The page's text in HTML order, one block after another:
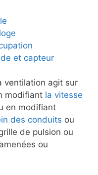
et capteur
ventilation agit sur
modifiant la vitesse
en modifiant
des conduits ou
de pulsion ou
ou